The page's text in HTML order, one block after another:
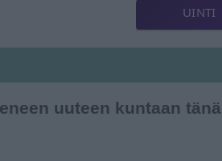
UINTI
uuteen kuntaan tänä